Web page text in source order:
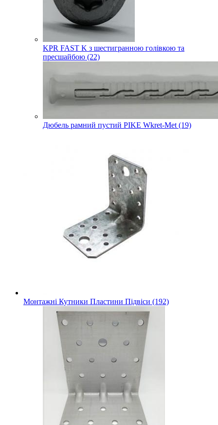
KPR FAST K з шестигранною голівкою та
пресшайбою (22)
Дюбель рамний пустий PIKE Wkret-Met (19)
Монтажні Кутники Пластини Підвіси (192)